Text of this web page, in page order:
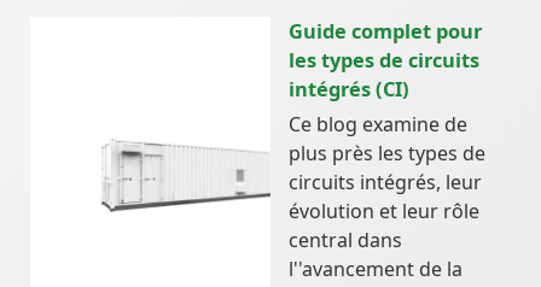
Guide complet pour
les types de circuits
intégrés (CI)
Ce blog examine de
plus près les types de
circuits intégrés, leur
évolution et leur rôle
central dans
l''avancement de la